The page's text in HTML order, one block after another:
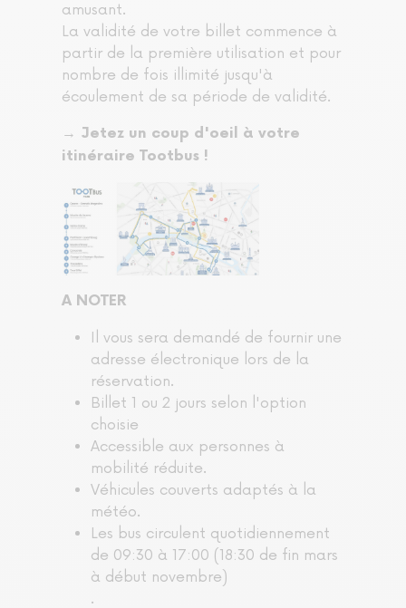
amusant.
La validité de votre billet commence à
partir de la première utilisation et pour
nombre de fois illimité jusqu'à
écoulement de sa période de validité.
→ Jetez un coup d'oeil à votre
itinéraire Tootbus !
A NOTER
Il vous sera demandé de fournir une
adresse électronique lors de la
réservation.
Billet 1 ou 2 jours selon l'option
choisie
Accessible aux personnes à
mobilité réduite.
Véhicules couverts adaptés à la
météo.
Les bus circulent quotidiennement
de 09:30 à 17:00 (18:30 de fin mars
à début novembre)
.